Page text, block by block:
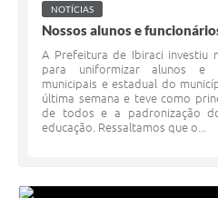
NOTÍCIAS
Nossos alunos e
A Prefeitura de Ibiraci investiu
para uniformizar alunos e
municipais e estadual do
última semana e teve como
de todos e a padronização
educação. Ressaltamos que o...